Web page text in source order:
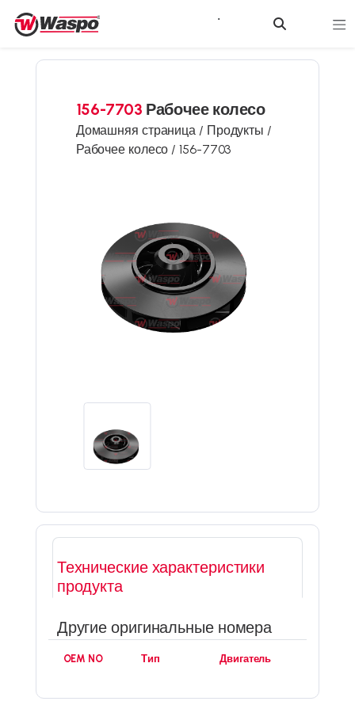
156-7703 Рабочее колесо
Домашняя страница / Продукты /
Рабочее колесо /156-7703
Технические характеристики
продукта
Другие оригинальные номера
OEM NO Тип Двигатель